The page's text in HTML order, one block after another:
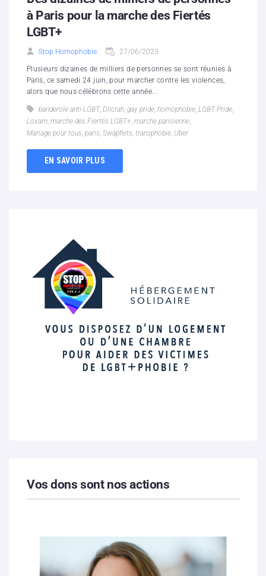
à Paris pour la marche des Fiertés
LGBT+
Stop Homophobie 27/06/2023
Plusieurs dizaines de milliers de personnes se sont réunies à
Paris, ce samedi 24 juin, pour marcher contre les violences,
alors que nous célébrons cette année...
banderole anti-LGBT, Dilcrah gay pride homophobie LGBT Pride
Loxam marche des Fiertés LGBT+ marche parisienne
Mariage pour tous paris Swapfiets transphobie Uber
EN SAVOIR PLUS
Vos dons sont nos actions